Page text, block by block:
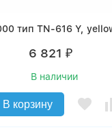
тип TN-616 Y,
6 821 ₽
В наличии
В корзину